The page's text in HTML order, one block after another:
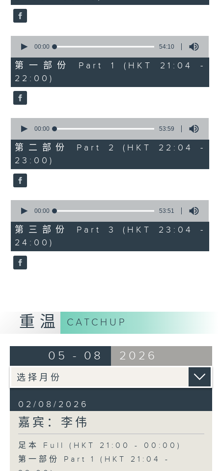
minutes,
41
seconds
seconds
54
minutes,
10
seconds
00:00 54:10
第一部份 Part 1 (HKT 21:04 -
22:00)
seconds
53
minutes,
59
seconds
00:00 53:59
第二部份 Part 2 (HKT 22:04 -
23:00)
seconds
53
minutes,
51
seconds
00:00 53:51
第三部份 Part 3 (HKT 23:04 -
24:00)
重温 CATCHUP
05 - 08 2026
02/08/2026
嘉宾：李伟
足本 Full (HKT 21:00 - 00:00)
第一部份 Part 1 (HKT 21:04 -